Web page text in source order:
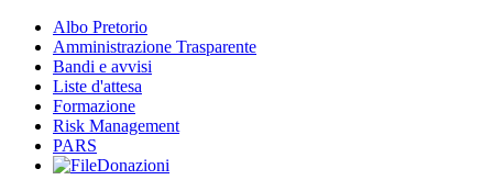
Albo Pretorio
Amministrazione Trasparente
Bandi e avvisi
Liste d'attesa
Formazione
Risk Management
PARS
Donazioni